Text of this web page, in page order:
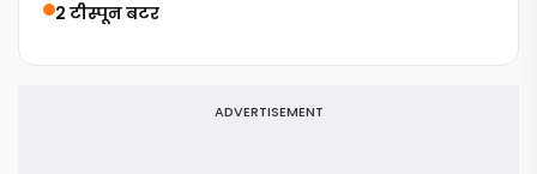
2 टीस्पून बटर
ADVERTISEMENT